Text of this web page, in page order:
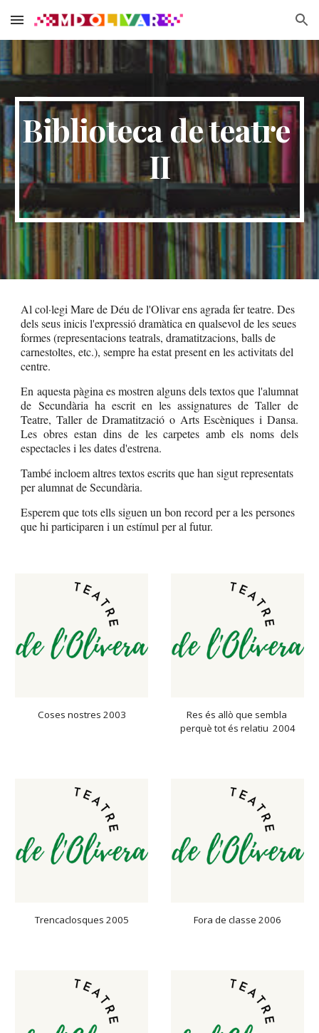
Skip to main content Skip to navigation
Biblioteca de teatre
II
Al col·legi Mare de Déu de l'Olivar ens agrada fer teatre. Des
dels seus inicis l'expressió dramàtica en qualsevol de les seues
formes (representacions teatrals, dramatitzacions, balls de
carnestoltes, etc.), sempre ha estat present en les activitats del
centre.
En aquesta pàgina es mostren alguns dels textos que l'alumnat
de Secundària ha escrit en les assignatures de Taller de
Teatre, Taller de Dramatització o Arts Escèniques i Dansa.
Les obres estan dins de les carpetes amb els noms dels
espectacles i les dates d'estrena.
També incloem altres textos escrits que han sigut representats
per alumnat de Secundària.
Esperem que tots ells siguen un bon record per a les persones
que hi participaren i un estímul per al futur.
Coses nostres 2003
Res és allò que sembla
perquè tot és relatiu  2004
Trencaclosques 2005 Fora de classe 2006